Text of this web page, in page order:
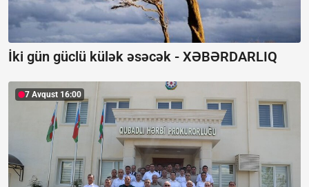
İki gün güclü külək əsəcək - XƏBƏRDARLIQ
7 Avqust 16:00